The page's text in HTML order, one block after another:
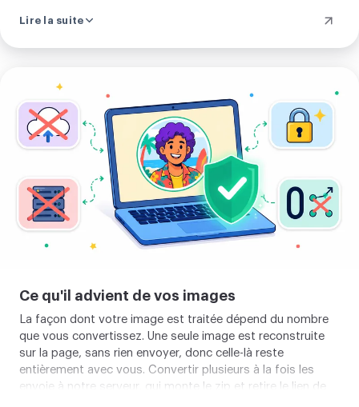
Lire la suite
votre
image
Ce qu'il advient de vos images
La façon dont votre image est traitée dépend du nombre
que vous convertissez. Une seule image est reconstruite
sur la page, sans rien envoyer, donc celle-là reste
entièrement avec vous. Convertir plusieurs à la fois les
envoie à notre serveur, qui monte le zip et retire le lien de